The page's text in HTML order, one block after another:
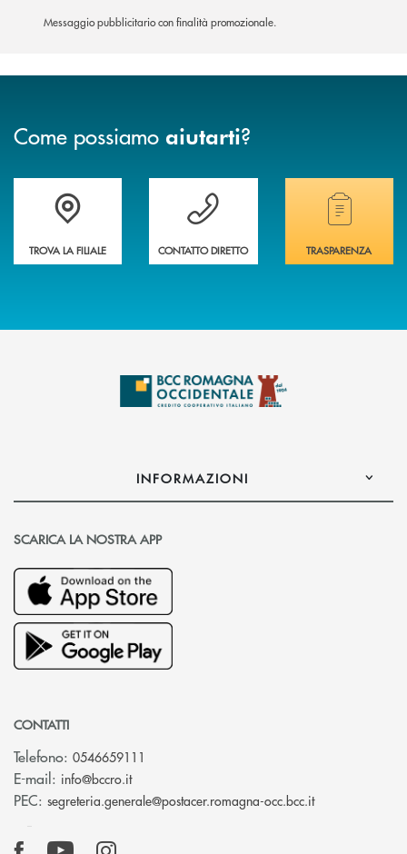
Messaggio pubblicitario con finalità promozionale.
Come possiamo aiutarti?
Accedi all' elenco completo delle filiali della banca.
TROVA LA FILIALE
Hai bisogno di assistenza immediata?
CONTATTO DIRETTO
Hai bisogno di
TRASPARENZA
INFORMAZIONI
SCARICA LA NOSTRA APP
CONTATTI
Telefono: 0546659111
E-mail: info@bccro.it(si apre l’app di posta elettronica)
PEC: segreteria.generale@postacer.romagna-occ.bcc.it(si apre l’app